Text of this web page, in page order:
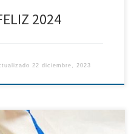
2024
22 diciembre, 2023